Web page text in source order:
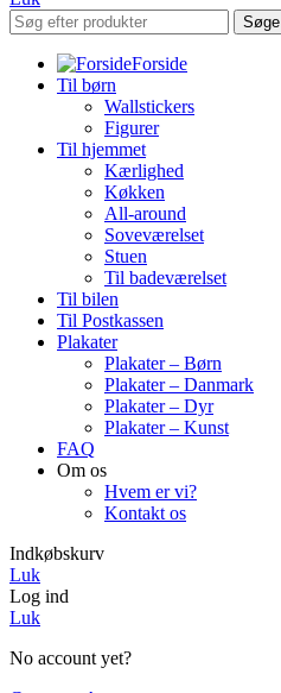
Søge
Forside
Til børn
Wallstickers
Figurer
Til hjemmet
Kærlighed
Køkken
All-around
Soveværelset
Stuen
Til badeværelset
Til bilen
Til Postkassen
Plakater
Plakater – Børn
Plakater – Danmark
Plakater – Dyr
Plakater – Kunst
FAQ
Om os
Hvem er vi?
Kontakt os
Indkøbskurv
Luk
Log ind
Luk
No account yet?